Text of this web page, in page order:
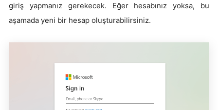
giriş yapmanız gerekecek. Eğer hesabınız yoksa, bu
aşamada yeni bir hesap oluşturabilirsiniz.